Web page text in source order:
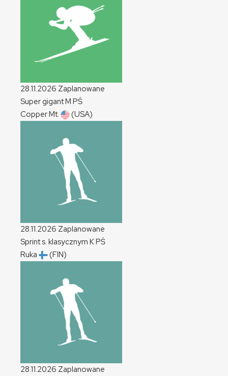
28.11.2026 Zaplanowane
Super gigantM PŚ
Copper Mt.
(USA)
28.11.2026 Zaplanowane
Sprint s. klasycznym KPŚ
Ruka
(FIN)
28.11.2026 Zaplanowane